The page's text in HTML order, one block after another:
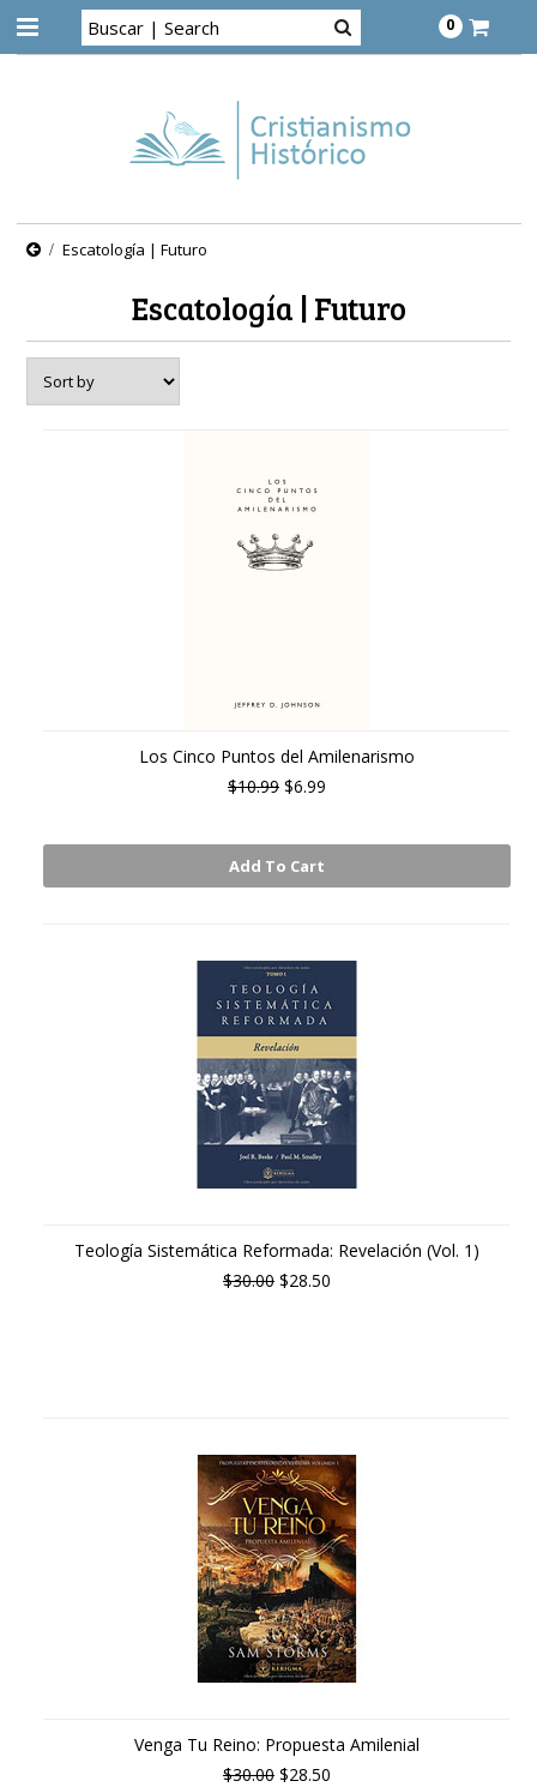
0
Escatología | Futuro
Escatología | Futuro
Los Cinco Puntos del Amilenarismo
$10.99 $6.99
Add To Cart
Teología Sistemática Reformada: Revelación (Vol. 1)
$30.00 $28.50
Venga Tu Reino: Propuesta Amilenial
$30.00 $28.50